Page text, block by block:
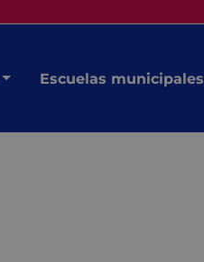
Escuelas municipales